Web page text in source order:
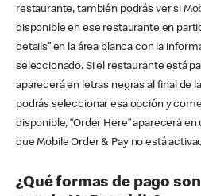
restaurante, también podrás ver si
disponible en ese restaurante en
details” en la área blanca con la
seleccionado. Si el restaurante está
aparecerá en letras negras al final de
podrás seleccionar esa opción y
disponible, “Order Here” aparecerá
que Mobile Order & Pay no está
¿Qué formas de pago